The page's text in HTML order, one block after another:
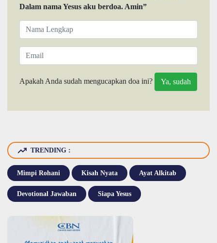
Dalam nama Yesus aku berdoa. Amin”
Apakah Anda sudah mengucapkan doa ini?
TRENDING :
Mimpi Rohani Kisah Nyata Ayat Alkitab
Devotional Jawaban Siapa Yesus